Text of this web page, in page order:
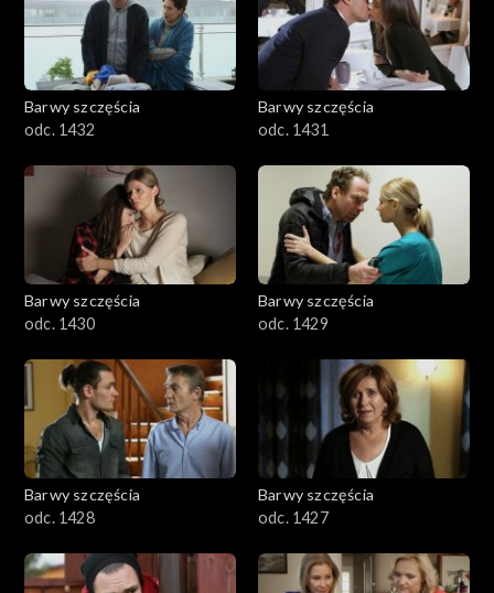
Barwy szczęścia
odc. 1432
Barwy szczęścia
odc. 1431
Barwy szczęścia
odc. 1430
Barwy szczęścia
odc. 1429
Barwy szczęścia
odc. 1428
Barwy szczęścia
odc. 1427